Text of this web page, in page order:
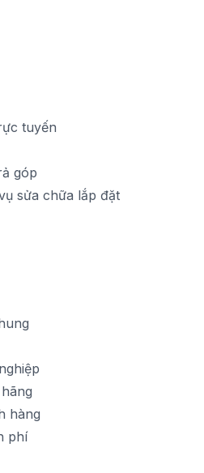
tuyến
góp
sửa chữa lắp đặt
hàng
phí